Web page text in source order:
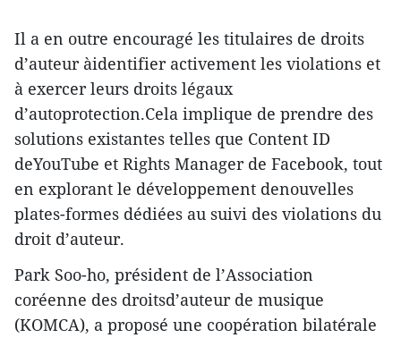
Il a en outre encouragé les titulaires de droits
d’auteur àidentifier activement les violations et
à exercer leurs droits légaux
d’autoprotection.Cela implique de prendre des
solutions existantes telles que Content ID
deYouTube et Rights Manager de Facebook, tout
en explorant le développement denouvelles
plates-formes dédiées au suivi des violations du
droit d’auteur.
Park Soo-ho, président de l’Association
coréenne des droitsd’auteur de musique
(KOMCA), a proposé une coopération bilatérale